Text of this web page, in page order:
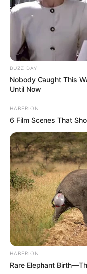
BUZZ DAY
Nobody Caught This
Until Now
HABERION
6 Film Scenes That
HABERION
Rare Elephant